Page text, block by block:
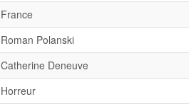
France
Roman Polanski
Catherine Deneuve
Horreur